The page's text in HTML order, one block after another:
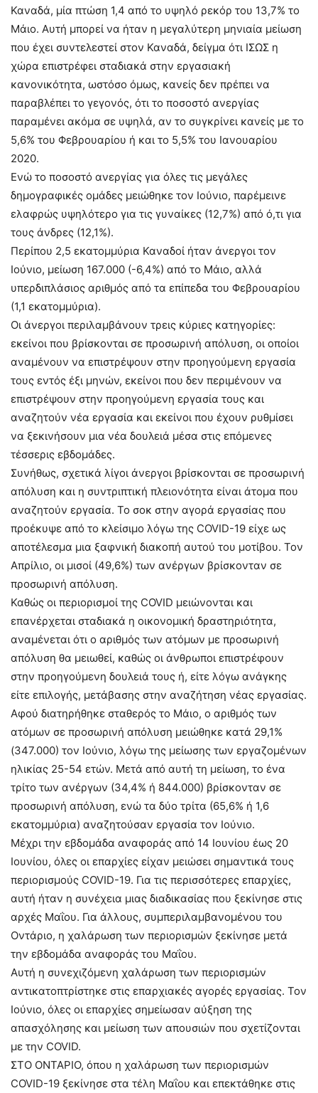
Καναδά, μία πτώση 1,4 από το υψηλό ρεκόρ του 13,7% το
Μάιο. Αυτή μπορεί να ήταν η μεγαλύτερη μηνιαία μείωση
που έχει συντελεστεί στον Καναδά, δείγμα ότι ΙΣΩΣ η
χώρα επιστρέφει σταδιακά στην εργασιακή
κανονικότητα, ωστόσο όμως, κανείς δεν πρέπει να
παραβλέπει το γεγονός, ότι το ποσοστό ανεργίας
παραμένει ακόμα σε υψηλά, αν το συγκρίνει κανείς με το
5,6% του Φεβρουαρίου ή και το 5,5% του Ιανουαρίου
2020.
Ενώ το ποσοστό ανεργίας για όλες τις μεγάλες
δημογραφικές ομάδες μειώθηκε τον Ιούνιο, παρέμεινε
ελαφρώς υψηλότερο για τις γυναίκες (12,7%) από ό,τι για
τους άνδρες (12,1%).
Περίπου 2,5 εκατομμύρια Καναδοί ήταν άνεργοι τον
Ιούνιο, μείωση 167.000 (-6,4%) από το Μάιο, αλλά
υπερδιπλάσιος αριθμός από τα επίπεδα του Φεβρουαρίου
(1,1 εκατομμύρια).
Οι άνεργοι περιλαμβάνουν τρεις κύριες κατηγορίες:
εκείνοι που βρίσκονται σε προσωρινή απόλυση, οι οποίοι
αναμένουν να επιστρέψουν στην προηγούμενη εργασία
τους εντός έξι μηνών, εκείνοι που δεν περιμένουν να
επιστρέψουν στην προηγούμενη εργασία τους και
αναζητούν νέα εργασία και εκείνοι που έχουν ρυθμίσει
να ξεκινήσουν μια νέα δουλειά μέσα στις επόμενες
τέσσερις εβδομάδες.
Συνήθως, σχετικά λίγοι άνεργοι βρίσκονται σε προσωρινή
απόλυση και η συντριπτική πλειονότητα είναι άτομα που
αναζητούν εργασία. Το σοκ στην αγορά εργασίας που
προέκυψε από το κλείσιμο λόγω της COVID-19 είχε ως
αποτέλεσμα μια ξαφνική διακοπή αυτού του μοτίβου. Τον
Απρίλιο, οι μισοί (49,6%) των ανέργων βρίσκονταν σε
προσωρινή απόλυση.
Καθώς οι περιορισμοί της COVID μειώνονται και
επανέρχεται σταδιακά η οικονομική δραστηριότητα,
αναμένεται ότι ο αριθμός των ατόμων με προσωρινή
απόλυση θα μειωθεί, καθώς οι άνθρωποι επιστρέφουν
στην προηγούμενη δουλειά τους ή, είτε λόγω ανάγκης
είτε επιλογής, μετάβασης στην αναζήτηση νέας εργασίας.
Αφού διατηρήθηκε σταθερός το Μάιο, ο αριθμός των
ατόμων σε προσωρινή απόλυση μειώθηκε κατά 29,1%
(347.000) τον Ιούνιο, λόγω της μείωσης των εργαζομένων
ηλικίας 25-54 ετών. Μετά από αυτή τη μείωση, το ένα
τρίτο των ανέργων (34,4% ή 844.000) βρίσκονταν σε
προσωρινή απόλυση, ενώ τα δύο τρίτα (65,6% ή 1,6
εκατομμύρια) αναζητούσαν εργασία τον Ιούνιο.
Μέχρι την εβδομάδα αναφοράς από 14 Ιουνίου έως 20
Ιουνίου, όλες οι επαρχίες είχαν μειώσει σημαντικά τους
περιορισμούς COVID-19. Για τις περισσότερες επαρχίες,
αυτή ήταν η συνέχεια μιας διαδικασίας που ξεκίνησε στις
αρχές Μαΐου. Για άλλους, συμπεριλαμβανομένου του
Οντάριο, η χαλάρωση των περιορισμών ξεκίνησε μετά
την εβδομάδα αναφοράς του Μαΐου.
Αυτή η συνεχιζόμενη χαλάρωση των περιορισμών
αντικατοπτρίστηκε στις επαρχιακές αγορές εργασίας. Τον
Ιούνιο, όλες οι επαρχίες σημείωσαν αύξηση της
απασχόλησης και μείωση των απουσιών που σχετίζονται
με την COVID.
ΣΤΟ ΟΝΤΑΡΙΟ, όπου η χαλάρωση των περιορισμών
COVID-19 ξεκίνησε στα τέλη Μαΐου και επεκτάθηκε στις